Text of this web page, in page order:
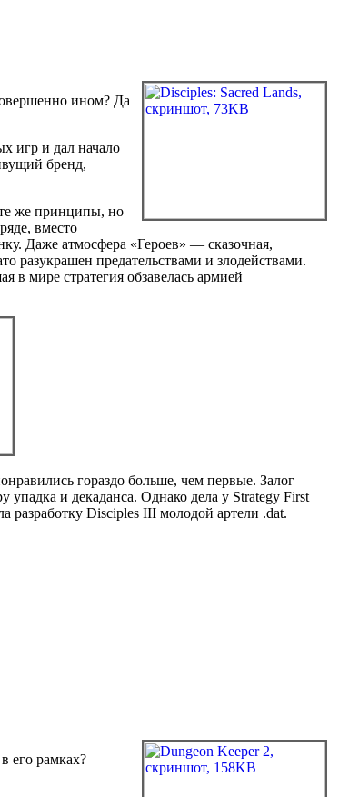
ином? Да
игр и дал начало
бренд,
те же принципы, но
вместо
Даже атмосфера «Героев» — сказочная,
разукрашен предательствами и злодействами.
мире стратегия обзавелась армией
гораздо больше, чем первые. Залог
упадка и декаданса. Однако дела у Strategy First
разработку Disciples III молодой артели .dat.
его рамках?